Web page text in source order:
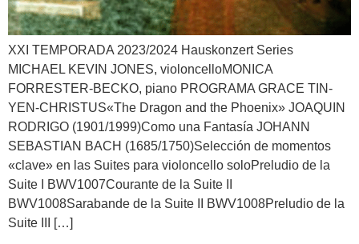
XXI TEMPORADA 2023/2024 Hauskonzert Series
MICHAEL KEVIN JONES, violoncelloMONICA
FORRESTER-BECKO, piano PROGRAMA GRACE TIN-
YEN-CHRISTUS«The Dragon and the Phoenix» JOAQUIN
RODRIGO (1901/1999)Como una Fantasía JOHANN
SEBASTIAN BACH (1685/1750)Selección de momentos
«clave» en las Suites para violoncello soloPreludio de la
Suite I BWV1007Courante de la Suite II
BWV1008Sarabande de la Suite II BWV1008Preludio de la
Suite III […]